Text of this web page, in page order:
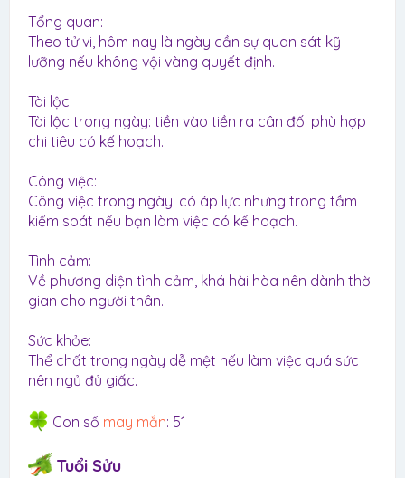
Tổng quan:
Theo tử vi, hôm nay là ngày cần sự quan sát kỹ
lưỡng nếu không vội vàng quyết định.
Tài lộc:
Tài lộc trong ngày: tiền vào tiền ra cân đối phù hợp
chi tiêu có kế hoạch.
Công việc:
Công việc trong ngày: có áp lực nhưng trong tầm
kiểm soát nếu bạn làm việc có kế hoạch.
Tình cảm:
Về phương diện tình cảm, khá hài hòa nên dành thời
gian cho người thân.
Sức khỏe:
Thể chất trong ngày dễ mệt nếu làm việc quá sức
nên ngủ đủ giấc.
Con số may mắn: 51
Tuổi Sửu